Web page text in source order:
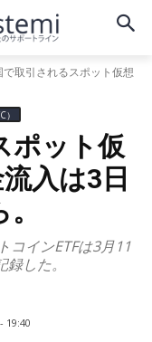
で取引されるスポット仮想
ポット仮
入は3日
コインETFは3月11
した。
19:40